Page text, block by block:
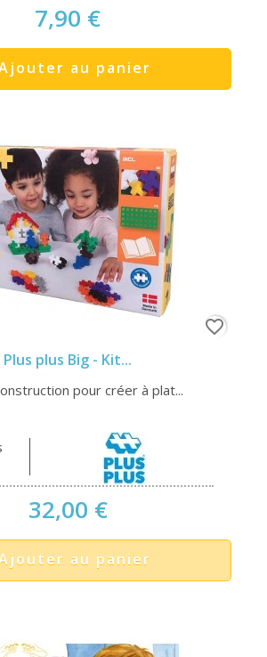
7,90 €
au panier
Plus plus Big - Kit...
pour créer à plat...
32,00 €
au panier
favorite_border